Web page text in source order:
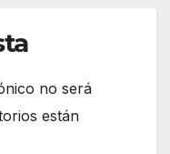
no será
están